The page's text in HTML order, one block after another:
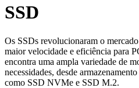
SSD
Os SSDs revolucionaram o
maior velocidade e eficiência para
encontra uma ampla variedade de
necessidades, desde
como SSD NVMe e SSD M.2.